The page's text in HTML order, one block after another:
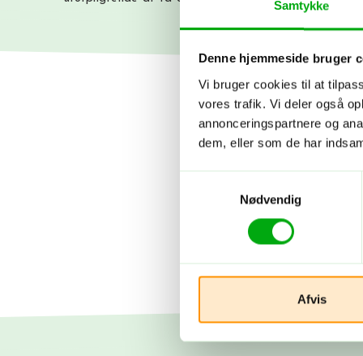
Samtykke
Denne hjemmeside bruger
Vi bruger cookies til at
vores trafik. Vi deler også
annonceringspartnere og
dem, eller som de har
Nødvendig
Afvis